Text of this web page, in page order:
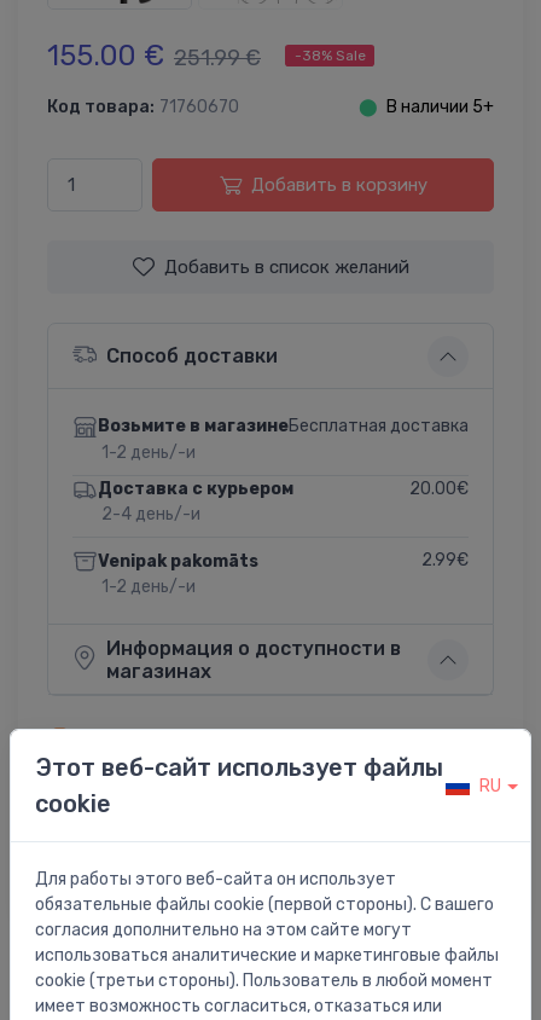
155.00 € 251.99 € -38% Sale
Код товара: 71760670 ⬤ В наличии 5+
Добавить в корзину
Добавить в список желаний
Способ доставки
Возьмите в магазине
1-2 день/-и
Бесплатная доставка
Доставка с курьером
2-4 день/-и
20.00€
Venipak pakomāts
1-2 день/-и
2.99€
Информация о доступности в
магазинах
Продукт может быть снят со стенда и может не
содержать оригинальную упаковку!
Поделиться: Twitter
Описание товара
Этот веб-сайт использует файлы
cookie
RU
Для работы этого веб-сайта он использует
обязательные файлы cookie (первой стороны). С вашего
согласия дополнительно на этом сайте могут
использоваться аналитические и маркетинговые файлы
cookie (третьи стороны). Пользователь в любой момент
имеет возможность согласиться, отказаться или